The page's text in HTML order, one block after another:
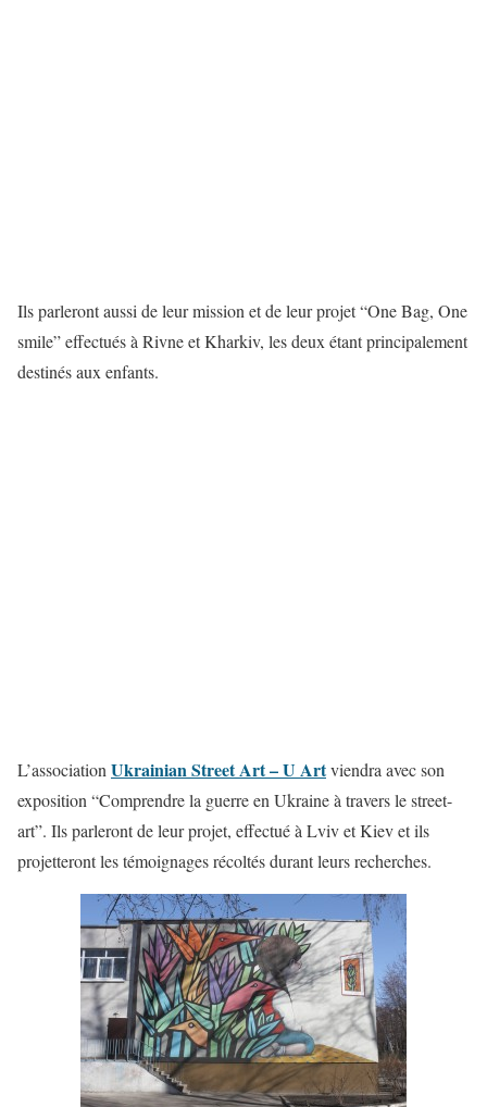
Ils parleront aussi de leur mission et de leur projet “One Bag, One
smile” effectués à Rivne et Kharkiv, les deux étant principalement
destinés aux enfants.
L’association Ukrainian Street Art – U Artviendra avec son
exposition “Comprendre la guerre en Ukraine à travers le street-
art”. Ils parleront de leur projet, effectué à Lviv et Kiev et ils
projetteront les témoignages récoltés durant leurs recherches.